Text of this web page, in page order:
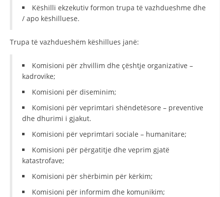
HULUMTIMI I OPINIONIT PUBLIK
BASHKËPUNIM NDËRKOMBËTAR
MARRËVESHJE
VEPRIMTARI SHËNDETËSORE PREVENTIVE
NDIHMA E PARË
Këshilli ekzekutiv formon trupa të vazhdueshme dhe
/ apo këshilluese.
Trupa të vazhdueshëm këshillues janë:
Komisioni për zhvillim dhe çështje organizative –
kadrovike;
Komisioni për diseminim;
Komisioni për veprimtari shëndetësore – preventive
dhe dhurimi i gjakut.
Komisioni për veprimtari sociale – humanitare;
Komisioni për përgatitje dhe veprim gjatë
katastrofave;
Komisioni për shërbimin për kërkim;
Komisioni për informim dhe komunikim;